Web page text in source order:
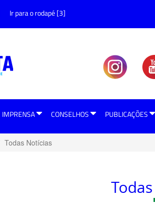
Ir para o rodapé [3]
IMPRENSA CONSELHOS PUBLICAÇÕES
Todas Notícias